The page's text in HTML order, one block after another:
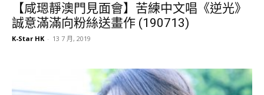
【咸𤨒靜澳門見面會】苦練中文唱《逆光》
誠意滿滿向粉絲送畫作 (190713)
K-Star HK - 13 7 月, 2019